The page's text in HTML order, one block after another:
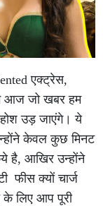
एक्ट्रेस,
आज जो खबर हम
उड़ जाएंगे। ये
केवल कुछ मिनट
है, आखिर उन्होंने
फीस क्यों चार्ज
के लिए आप पूरी